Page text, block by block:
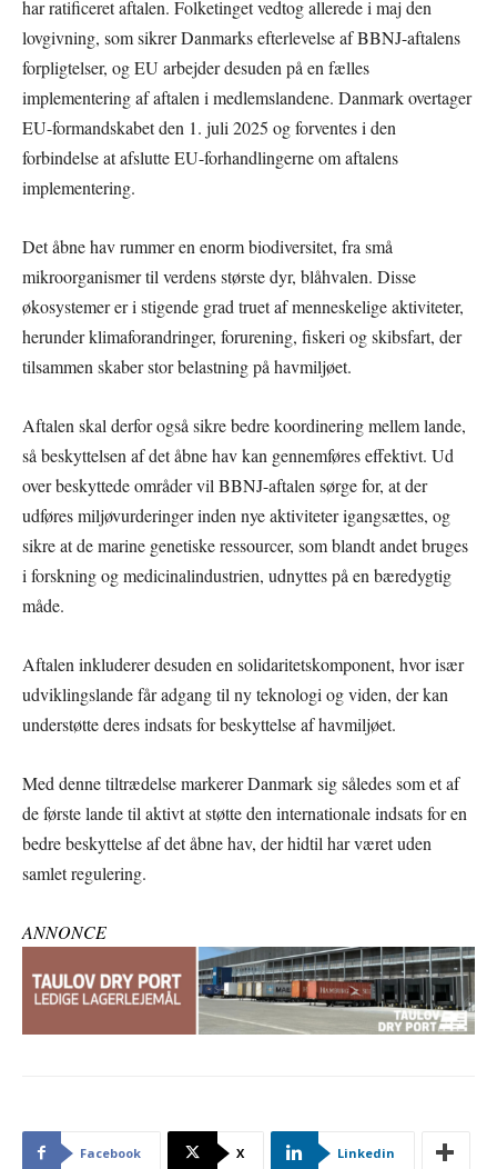
har ratificeret aftalen. Folketinget vedtog allerede i maj den
lovgivning, som sikrer Danmarks efterlevelse af BBNJ-aftalens
forpligtelser, og EU arbejder desuden på en fælles
implementering af aftalen i medlemslandene. Danmark overtager
EU-formandskabet den 1. juli 2025 og forventes i den
forbindelse at afslutte EU-forhandlingerne om aftalens
implementering.
Det åbne hav rummer en enorm biodiversitet, fra små
mikroorganismer til verdens største dyr, blåhvalen. Disse
økosystemer er i stigende grad truet af menneskelige aktiviteter,
herunder klimaforandringer, forurening, fiskeri og skibsfart, der
tilsammen skaber stor belastning på havmiljøet.
Aftalen skal derfor også sikre bedre koordinering mellem lande,
så beskyttelsen af det åbne hav kan gennemføres effektivt. Ud
over beskyttede områder vil BBNJ-aftalen sørge for, at der
udføres miljøvurderinger inden nye aktiviteter igangsættes, og
sikre at de marine genetiske ressourcer, som blandt andet bruges
i forskning og medicinalindustrien, udnyttes på en bæredygtig
måde.
Aftalen inkluderer desuden en solidaritetskomponent, hvor især
udviklingslande får adgang til ny teknologi og viden, der kan
understøtte deres indsats for beskyttelse af havmiljøet.
Med denne tiltrædelse markerer Danmark sig således som et af
de første lande til aktivt at støtte den internationale indsats for en
bedre beskyttelse af det åbne hav, der hidtil har været uden
samlet regulering.
ANNONCE
Facebook X Linkedin